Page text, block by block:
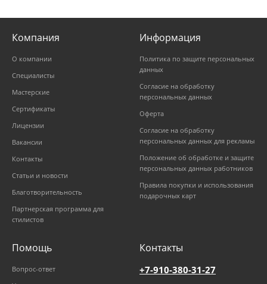
Компания
О компании
Специалисты
Мастерские
Сертификаты
Лицензии
Вакансии
Контакты
Статьи и новости
Благотворительность
Партнерская программа для
стилистов
Информация
Политика по защите персональных
данных
Согласие на обработку
персональных данных
Оферта
Согласие на обработку
персональных данных для рекламы
Положение об обработке и защите
персональных данных работников
Правила покупки и использования
подарочных карт
Помощь
Вопрос-ответ
Контакты
+7-910-380-31-27